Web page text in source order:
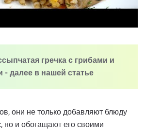
гречка с грибами и
далее в нашей статье
они не только добавляют блюду
но и обогащают его своими